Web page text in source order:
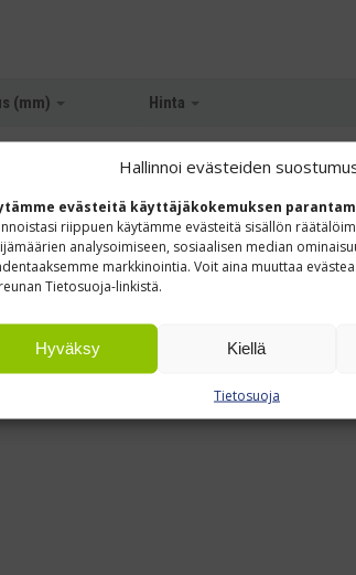
Hallinnoi evästeiden
evästeitä käyttäjäkokemuksen
riippuen käytämme evästeitä sisällön
analysoimiseen, sosiaalisen median
markkinointia. Voit aina muuttaa
Tietosuoja-linkistä.
Hyväksy Kiellä
Tietosuoja
(mm) Hinta
€191,60 0 % ALV/ kpl
€232,30 0 % ALV/ kpl